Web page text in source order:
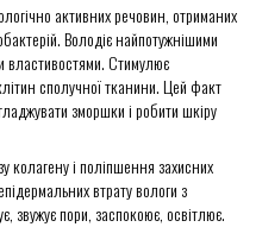
активних речовин, отриманих
Володіє найпотужнішими
властивостями. Стимулює
сполучної тканини. Цей факт
зморшки і робити шкіру
колагену і поліпшення захисних
втрату вологи з
звужує пори, заспокоює, освітлює.